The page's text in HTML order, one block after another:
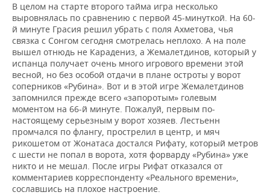
В целом на старте второго тайма игра несколько
выровнялась по сравнению с первой 45-минуткой. На 60-
й минуте Грасия решил убрать с поля Ахметова, чья
связка с Сонгом сегодня смотрелась неплохо. А на поле
вышел отнюдь не Карадениз, а Жемалетдинов, который у
испанца получает очень много игрового времени этой
весной, но без особой отдачи в плане остроты у ворот
соперников «Рубина». Вот и в этой игре Жемалетдинов
запомнился прежде всего «запоротым» голевым
моментом на 66-й минуте. Пожалуй, первым по-
настоящему серьезным у ворот хозяев. Лестьенн
промчался по флангу, прострелил в центр, и мяч
рикошетом от Жонатаса достался Рифату, который метров
с шести не попал в ворота, хотя форварду «Рубина» уже
никто и не мешал. После игры Рифат отказался от
комментариев корреспонденту «Реального времени»,
сославшись на плохое настроение.